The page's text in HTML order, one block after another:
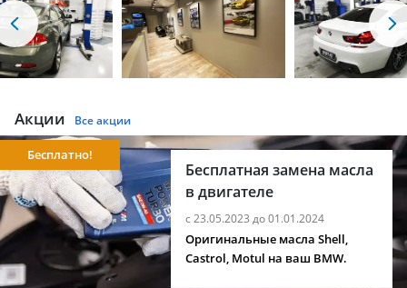
Акции Все акции
Бесплатная замена масла
в двигателе
с 23.05.2023 до 01.01.2024
Бесплатно!
Оригинальные масла Shell,
Castrol, Motul на ваш BMW.